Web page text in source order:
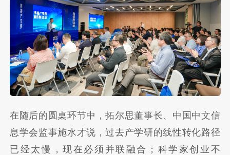
在随后的圆桌环节中，拓尔思董事长、中国中文信
息学会监事施水才说，过去产学研的线性转化路径
已经太慢，现在必须并联融合；科学家创业不